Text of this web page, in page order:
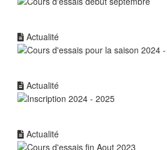
Actualité
Actualité
Actualité